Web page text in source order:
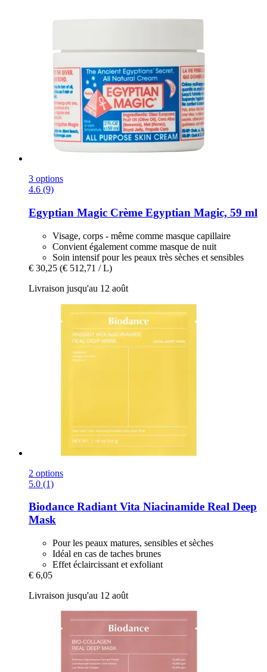
3 options
4.6 (9)
Egyptian Magic Crème Egyptian Magic, 59 ml
Visage, corps - même comme masque capillaire
Convient également comme masque de nuit
Soin intensif pour les peaux très sèches et sensibles
€ 30,25 (€ 512,71 / L)
Livraison jusqu'au 12 août
2 options
5.0 (1)
Biodance Radiant Vita Niacinamide Real Deep
Mask
Pour les peaux matures, sensibles et sèches
Idéal en cas de taches brunes
Effet éclaircissant et exfoliant
€ 6,05
Livraison jusqu'au 12 août